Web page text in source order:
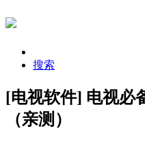
搜索
[电视软件] 电视必
（亲测）